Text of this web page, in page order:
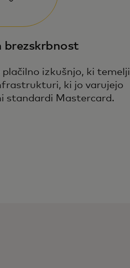
brezskrbnost
izkušnjo, ki temelji
ki jo varujejo
standardi Mastercard.